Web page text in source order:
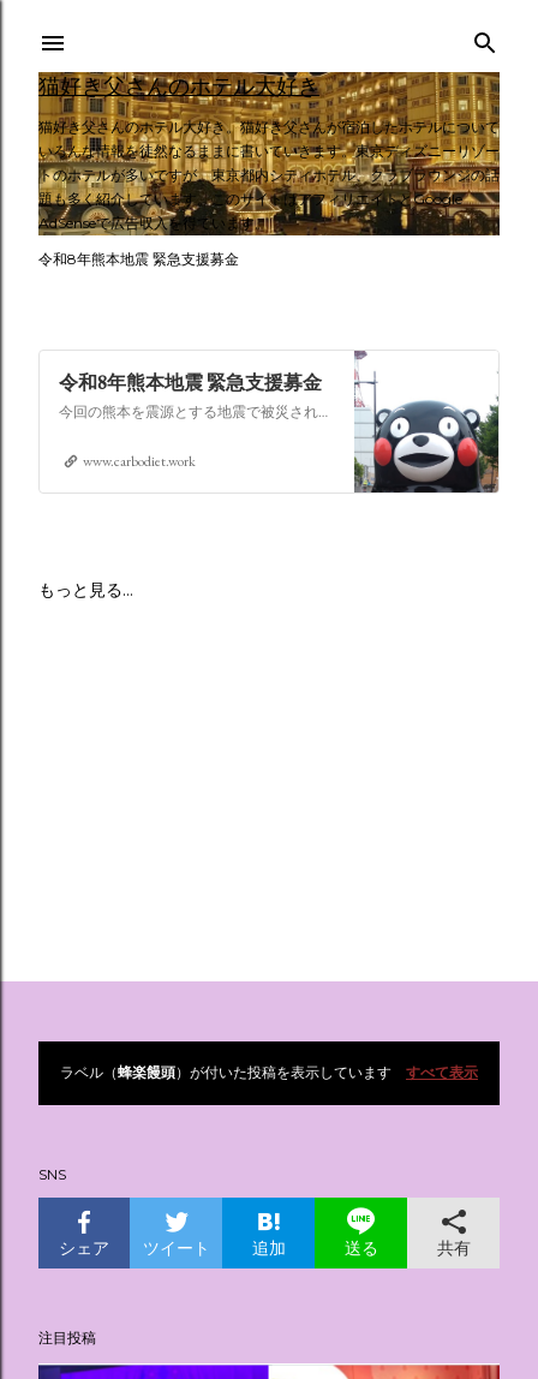
スキップしてメイン コンテンツに移動
猫好き父さんのホテル大好き
猫好き父さんのホテル大好き。猫好き父さんが宿泊したホテルについて
いろんな情報を徒然なるままに書いていきます。東京ディズニーリゾー
トのホテルが多いですが、東京都内シティホテル、クラブラウンジの話
題も多く紹介しています。このサイトはアフィリエイトとGoogle
AdSenseで広告収入を得ています。
令和8年熊本地震 緊急支援募金
令和8年熊本地震 緊急支援募金
今回の熊本を震源とする地震で被災された皆さままだまだ余震も続き大変な時間を過ごされていると思います。心よりお見舞い申し上げます
www.carbodiet.work
もっと見る…
投ラベル（蜂楽饅頭）が付いた投稿を表示しています すべて表示
SNS
シェア ツイート 追加 送る 共有
注目投稿